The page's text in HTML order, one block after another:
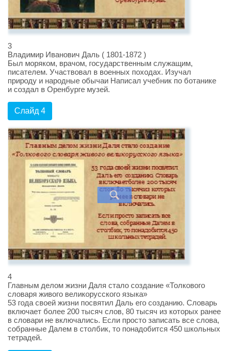
3
Владимир Иванович Даль ( 1801-1872 )
Был моряком, врачом, государственным служащим,
писателем. Участвовал в военных походах. Изучал
природу и народные обычаи Написал учебник по ботанике
и создал в Оренбурге музей.
Слайд 4
4
Главным делом жизни Даля стало создание «Толкового
словаря живого великорусского языка»
53 года своей жизни посвятил Даль его созданию. Словарь
включает более 200 тысяч слов, 80 тысяч из которых ранее
в словари не включались. Если просто записать все слова,
собранные Далем в столбик, то понадобится 450 школьных
тетрадей.